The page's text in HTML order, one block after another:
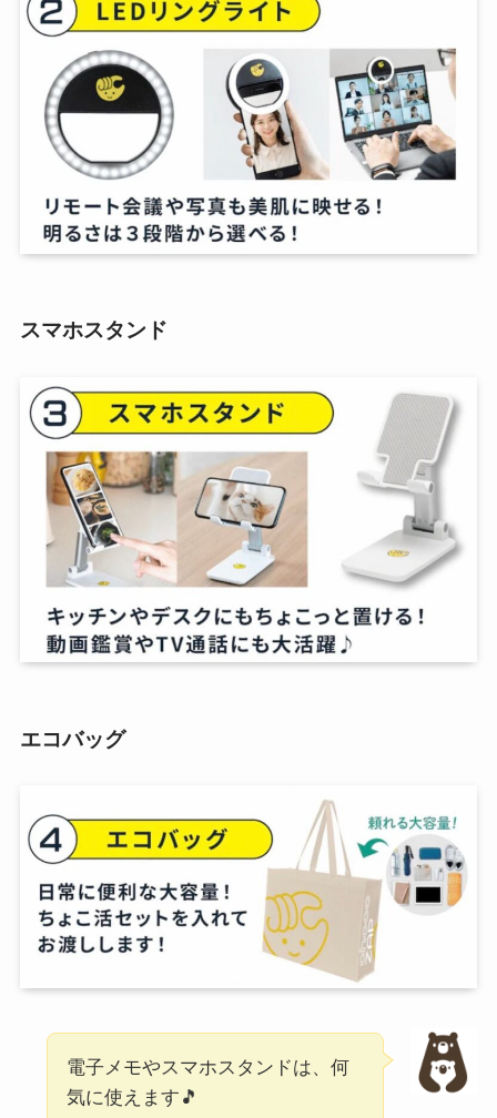
スマホスタンド
エコバッグ
電子メモやスマホスタンドは、何
気に使えます🎵